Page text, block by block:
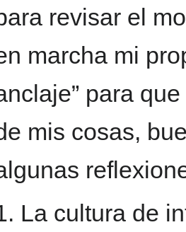
revisar el
marcha mi
para
mis cosas,
La cultura de